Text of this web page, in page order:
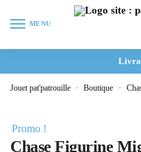
MENU
Jouet pat'patrouille » Boutique »
Promo !
Chase Figurine